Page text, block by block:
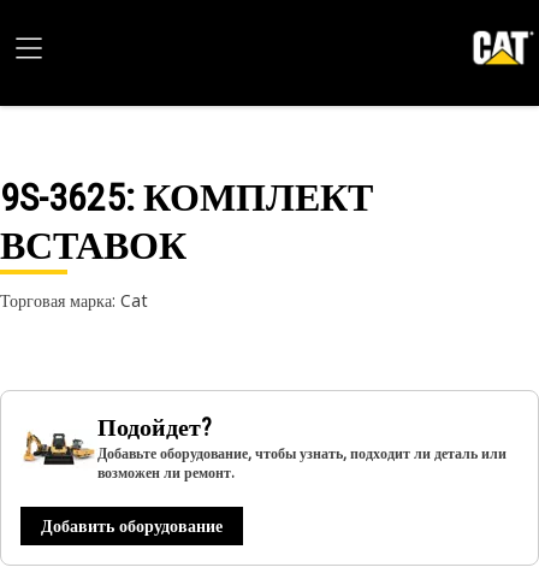
9S-3625: КОМПЛЕКТ
ВСТАВОК
Торговая марка: Cat
Подойдет?
Добавьте оборудование, чтобы узнать, подходит ли деталь или
возможен ли ремонт.
Добавить оборудование